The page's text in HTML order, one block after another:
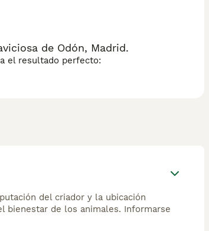
de Odón, Madrid.
el resultado perfecto:
del criador y la ubicación
bienestar de los animales. Informarse